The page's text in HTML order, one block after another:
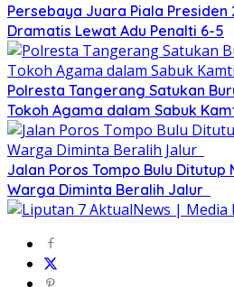
Persebaya Juara Piala Presiden
Dramatis Lewat Adu Penalti 6-5
Polresta Tangerang Satukan
Tokoh Agama dalam Sabuk
Jalan Poros Tompo Bulu Ditutup
Warga Diminta Beralih Jalur